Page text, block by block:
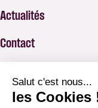
Actualités
Contact
BILLETTERIE